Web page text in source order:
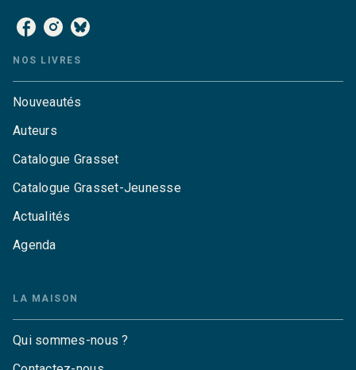
NOS LIVRES
Nouveautés
Auteurs
Catalogue Grasset
Catalogue Grasset-Jeunesse
Actualités
Agenda
LA MAISON
Qui sommes-nous ?